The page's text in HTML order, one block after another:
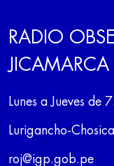
RADIO
JICAMARCA
Lunes a Jueves de
Lurigancho-
roj@igp.gob.pe